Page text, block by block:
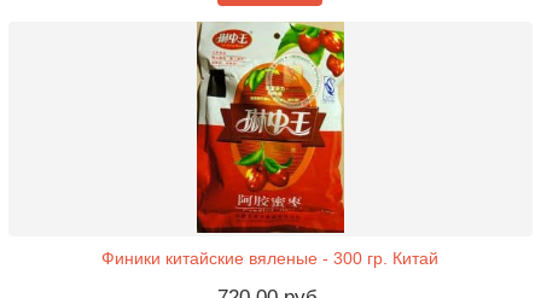
Финики китайские вяленые - 300 гр. Китай